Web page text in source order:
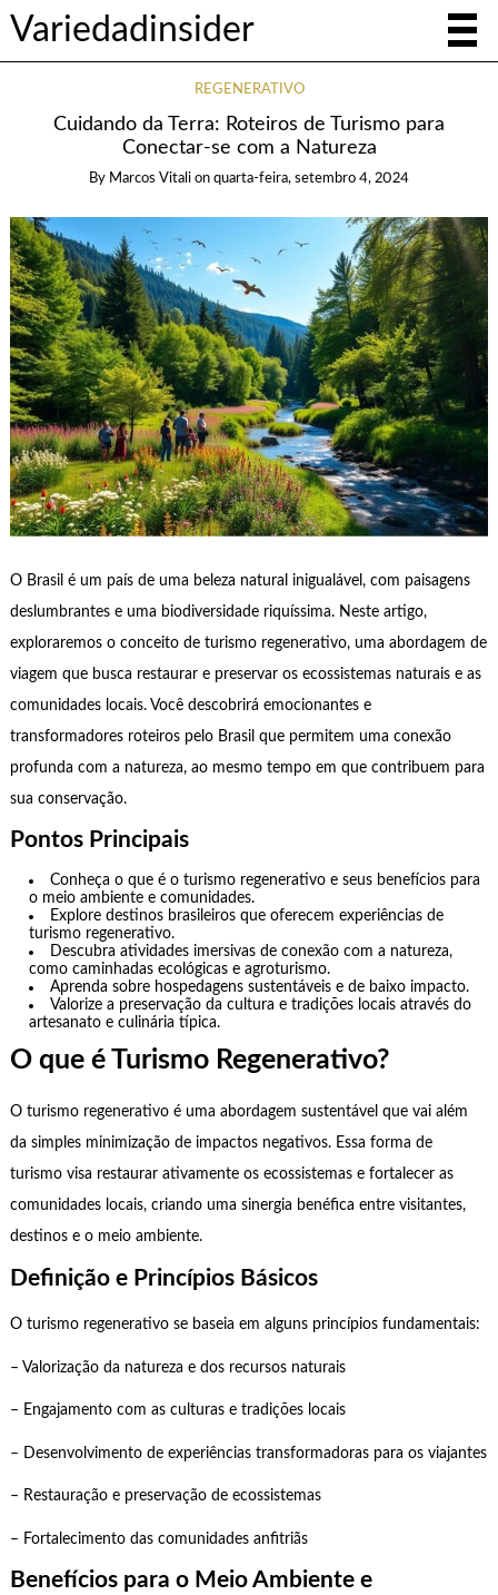
Variedadinsider
REGENERATIVO
Cuidando da Terra: Roteiros de Turismo para
Conectar-se com a Natureza
By Marcos Vitali on quarta-feira, setembro 4, 2024
O Brasil é um país de uma beleza natural inigualável, com paisagens
deslumbrantes e uma biodiversidade riquíssima. Neste artigo,
exploraremos o conceito de turismo regenerativo, uma abordagem de
viagem que busca restaurar e preservar os ecossistemas naturais e as
comunidades locais. Você descobrirá emocionantes e
transformadores roteiros pelo Brasil que permitem uma conexão
profunda com a natureza, ao mesmo tempo em que contribuem para
sua conservação.
Pontos Principais
Conheça o que é o turismo regenerativo e seus benefícios para
o meio ambiente e comunidades.
Explore destinos brasileiros que oferecem experiências de
turismo regenerativo.
Descubra atividades imersivas de conexão com a natureza,
como caminhadas ecológicas e agroturismo.
Aprenda sobre hospedagens sustentáveis e de baixo impacto.
Valorize a preservação da cultura e tradições locais através do
artesanato e culinária típica.
O que é Turismo Regenerativo?
O turismo regenerativo é uma abordagem sustentável que vai além
da simples minimização de impactos negativos. Essa forma de
turismo visa restaurar ativamente os ecossistemas e fortalecer as
comunidades locais, criando uma sinergia benéfica entre visitantes,
destinos e o meio ambiente.
Definição e Princípios Básicos
O turismo regenerativo se baseia em alguns princípios fundamentais:
– Valorização da natureza e dos recursos naturais
– Engajamento com as culturas e tradições locais
– Desenvolvimento de experiências transformadoras para os viajantes
– Restauração e preservação de ecossistemas
– Fortalecimento das comunidades anfitriãs
Benefícios para o Meio Ambiente e